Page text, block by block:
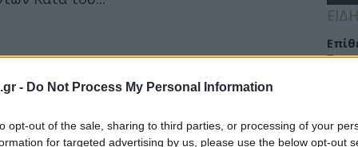
- Do Not Process My Personal Information
opt-out of the sale, sharing to third parties, or processing of your
for targeted advertising by us, please use the below opt-out